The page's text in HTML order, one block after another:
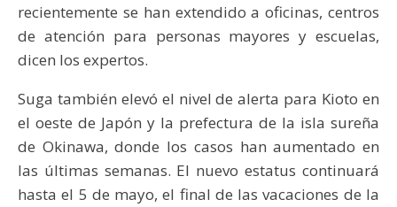
recientemente se han extendido a oficinas, centros
de atención para personas mayores y escuelas,
dicen los expertos.
Suga también elevó el nivel de alerta para Kioto en
el oeste de Japón y la prefectura de la isla sureña
de Okinawa, donde los casos han aumentado en
las últimas semanas. El nuevo estatus continuará
hasta el 5 de mayo, el final de las vacaciones de la